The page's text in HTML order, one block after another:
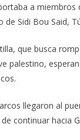
a miembros
de Sidi Bou Said,
que busca
palestino,
llegaron al
continuar hacia